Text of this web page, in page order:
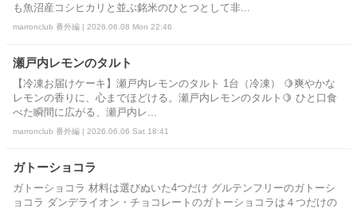
も魚沼産コシヒカリと並ぶ銘米のひとつとして非...
marronclub 番外編 | 2026.06.08 Mon 22:46
瀬戸内レモンのタルト
【冷凍お届けケーキ】瀬戸内レモンのタルト 1台（冷凍） 🍋爽やかな
レモンの香りに、心までほどける。瀬戸内レモンのタルト🍋 ひと口食
べた瞬間に広がる、瀬戸内レ...
marronclub 番外編 | 2026.06.06 Sat 18:41
ガトーショコラ
ガトーショコラ 材料は選びぬいた4つだけ グルテンフリーのガトーシ
ョコラ ダンデライオン・チョコレートのガトーショコラは４つだけの